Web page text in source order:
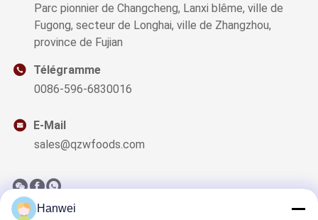
Parc pionnier de Changcheng, Lanxi blême, ville de
Fugong, secteur de Longhai, ville de Zhangzhou,
province de Fujian
Télégramme
0086-596-6830016
E-Mail
sales@qzwfoods.com
Hanwei